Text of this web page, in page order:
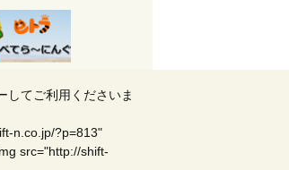
してご利用くださいま
n.co.jp/?p=813"
src="http://shift-